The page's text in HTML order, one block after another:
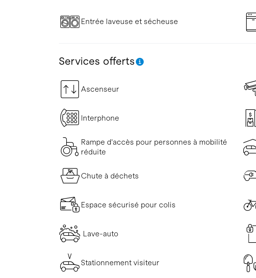
Entrée laveuse et sécheuse
Services offerts
Ascenseur
Interphone
Rampe d'accès pour personnes à mobilité
réduite
Chute à déchets
Espace sécurisé pour colis
Lave-auto
Stationnement visiteur